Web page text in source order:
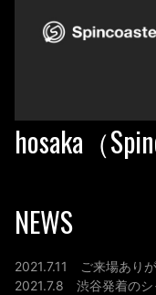
hosaka（
NEWS
2021.7.11
ご来場ありが
2021.7.8 渋谷発着のシ